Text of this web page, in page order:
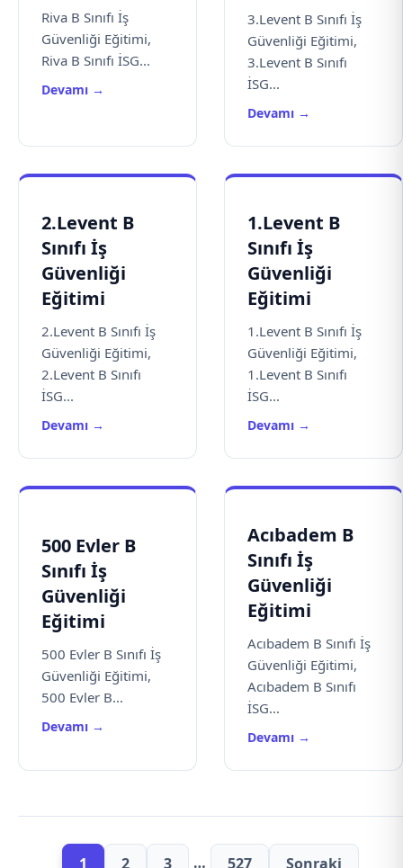
Riva B Sınıfı İş
Güvenliği Eğitimi,
Riva B Sınıfı İSG...
Devamı →
3.Levent B Sınıfı İş
Güvenliği Eğitimi,
3.Levent B Sınıfı
İSG...
Devamı →
2.Levent B
Sınıfı İş
Güvenliği
Eğitimi
2.Levent B Sınıfı İş
Güvenliği Eğitimi,
2.Levent B Sınıfı
İSG...
Devamı →
1.Levent B
Sınıfı İş
Güvenliği
Eğitimi
1.Levent B Sınıfı İş
Güvenliği Eğitimi,
1.Levent B Sınıfı
İSG...
Devamı →
500 Evler B
Sınıfı İş
Güvenliği
Eğitimi
500 Evler B Sınıfı İş
Güvenliği Eğitimi,
500 Evler B...
Devamı →
Acıbadem B
Sınıfı İş
Güvenliği
Eğitimi
Acıbadem B Sınıfı İş
Güvenliği Eğitimi,
Acıbadem B Sınıfı
İSG...
Devamı →
1 2 3 … 527 Sonraki